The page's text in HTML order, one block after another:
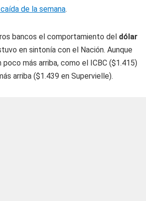
de la semana.
bancos el comportamiento del dólar
en sintonía con el Nación. Aunque
poco más arriba, como el ICBC ($1.415)
arriba ($1.439 en Supervielle).